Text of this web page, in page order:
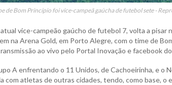
de Bom Princípio foi vice-campeã gaúcha de futebol sete -
vice-campeão gaúcho de futebol 7, volta a pisar
na Arena Gold, em Porto Alegre, com o time de
ao vivo pelo Portal Inovação e facebook
A enfrentando o 11 Unidos, de Cachoeirinha, e o
com atletas de outras cidades, tendo, como base, o